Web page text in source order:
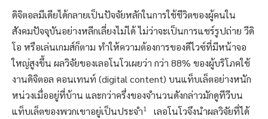
ดิจิตอลมีเดียได้กลายเป็นปัจจัยหลักในการใช้ชีวิตของผู้คนใน
สังคมปัจจุบันอย่างหลีกเลี่ยงไม่ได้ ไม่ว่าจะเป็นการแชร์รูปถ่าย วีดิ
โอ หรือเล่นเกมส์ก็ตาม ทำให้ความต้องการของดีไวซ์ที่มีหน้าจอ
ใหญ่สูงขึ้น ผลวิจัยของเลอโนโวเผยว่า กว่า 88% ของผู้บริโภคใช้
งานดิจิตอล คอนเทนท์ (digital content) บนแท็บเล็ตอย่างหนัก
หน่วงเมื่ออยู่ที่บ้าน และกว่าครึ่งของจำนวนดังกล่าวมักดูทีวีบน
แท็บเล็ตของพวกเขาอยู่เป็นประจำ1
เลอโนโวจึงนำผลวิจัยที่ได้